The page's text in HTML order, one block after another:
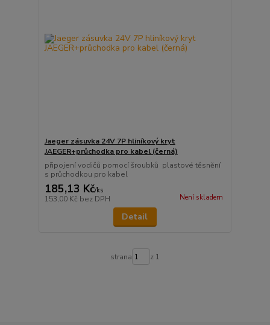
Jaeger zásuvka 24V 7P hliníkový kryt
JAEGER+průchodka pro kabel (černá)
připojení vodičů pomocí šroubků plastové těsnění
s průchodkou pro kabel
185,13 Kč/ks
153,00 Kč bez DPH Není skladem
Detail
strana z 1